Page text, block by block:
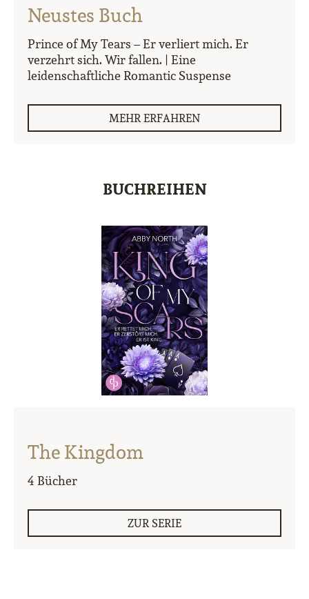
Neustes Buch
Prince of My Tears – Er verliert mich. Er
verzehrt sich. Wir fallen. | Eine
leidenschaftliche Romantic Suspense
MEHR ERFAHREN
BUCHREIHEN
The Kingdom
4 Bücher
ZUR SERIE